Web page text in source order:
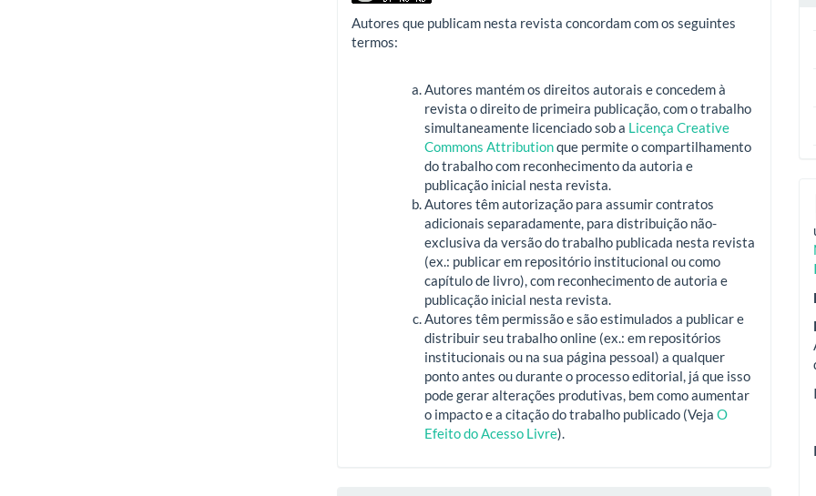
Autores que publicam nesta revista concordam com os seguintes
termos:
Autores mantém os direitos autorais e concedem à
revista o direito de primeira publicação, com o trabalho
simultaneamente licenciado sob a Licença Creative
Commons Attributionque permite o compartilhamento
do trabalho com reconhecimento da autoria e
publicação inicial nesta revista.
Autores têm autorização para assumir contratos
adicionais separadamente, para distribuição não-
exclusiva da versão do trabalho publicada nesta revista
(ex.: publicar em repositório institucional ou como
capítulo de livro), com reconhecimento de autoria e
publicação inicial nesta revista.
Autores têm permissão e são estimulados a publicar e
distribuir seu trabalho online (ex.: em repositórios
institucionais ou na sua página pessoal) a qualquer
ponto antes ou durante o processo editorial, já que isso
pode gerar alterações produtivas, bem como aumentar
o impacto e a citação do trabalho publicado (VejaO
Efeito do Acesso Livre).